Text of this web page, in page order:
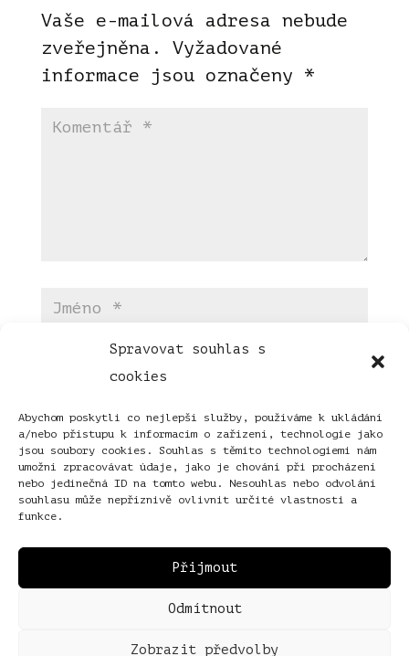
Spravovat souhlas s
cookies
Abychom poskytli co nejlepší služby, používáme k ukládání
a/nebo přístupu k informacím o zařízení, technologie jako
jsou soubory cookies. Souhlas s těmito technologiemi nám
umožní zpracovávat údaje, jako je chování při procházení
nebo jedinečná ID na tomto webu. Nesouhlas nebo odvolání
souhlasu může nepříznivě ovlivnit určité vlastnosti a
funkce.
Přijmout
Odmítnout
Zobrazit předvolby
Vaše e-mailová adresa nebude
zveřejněna.
Vyžadované
informace jsou označeny *